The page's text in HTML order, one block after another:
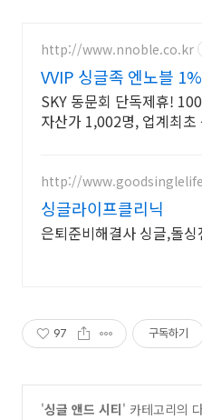
http://www.nnoble.co.kr
VVIP 싱글족 엔노블
상류층 결정사
SKY 동문회 단독제휴!
자산가 1,002명, 업계최초
부장관대상 2회수상
http://
싱글라이프클리닉
은퇴준비해결사 싱글,돌
97 구독하기
'싱글 앤드 시티' 카테고리의